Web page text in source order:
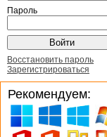
Пароль
Восстановить пароль
Зарегистрироваться
Рекомендуем: